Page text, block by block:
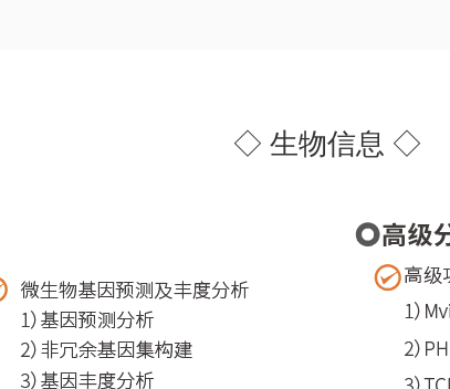
◇ 生物信息 ◇